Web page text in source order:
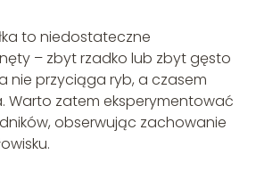
to niedostateczne
– zbyt rzadko lub zbyt gęsto
nie przyciąga ryb, a czasem
Warto zatem eksperymentować
obserwując zachowanie